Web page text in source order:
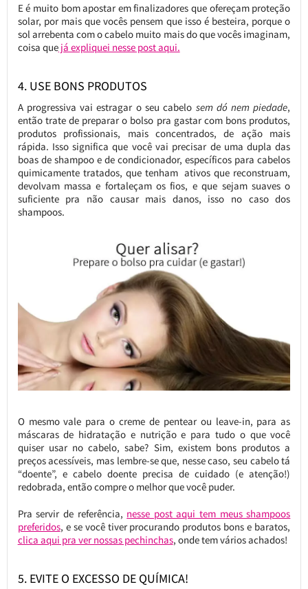
E é muito bom apostar em finalizadores que ofereçam proteção
solar, por mais que vocês pensem que isso é besteira, porque o
sol arrebenta com o cabelo muito mais do que vocês imaginam,
coisa quejá expliquei nesse post aqui.
4. USE BONS PRODUTOS
A progressiva vai estragar o seu cabelo sem dó nem piedade,
então trate de preparar o bolso pra gastar com bons produtos,
produtos profissionais, mais concentrados, de ação mais
rápida. Isso significa que você vai precisar de uma dupla das
boas de shampoo e de condicionador, específicos para cabelos
quimicamente tratados, que tenham ativos que reconstruam,
devolvam massa e fortaleçam os fios, e que sejam suaves o
suficiente pra não causar mais danos, isso no caso dos
shampoos.
O mesmo vale para o creme de pentear ou leave-in, para as
máscaras de hidratação e nutrição e para tudo o que você
quiser usar no cabelo, sabe? Sim, existem bons produtos a
preços acessíveis, mas lembre-se que, nesse caso, seu cabelo tá
“doente”, e cabelo doente precisa de cuidado (e atenção!)
redobrada, então compre o melhor que você puder.
Pra servir de referência, nesse post aqui tem meus shampoos
preferidos, e se você tiver procurando produtos bons e baratos,
clica aqui pra ver nossas pechinchas, onde tem vários achados!
5. EVITE O EXCESSO DE QUÍMICA!